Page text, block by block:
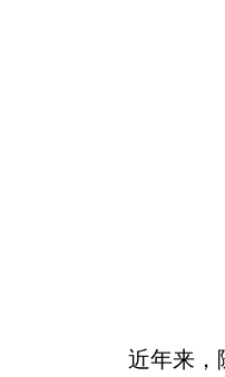
近年来，